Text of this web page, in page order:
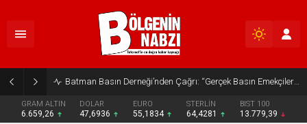
Batman Basın Derneği’nden Çağrı: “Gerçek Basın Emekçileri Desteklenmeli”
GRAM ALTIN
6.659,26
DOLAR
47,6936
EURO
55,1834
STERLİN
64,4281
BIST 100
13.779,39